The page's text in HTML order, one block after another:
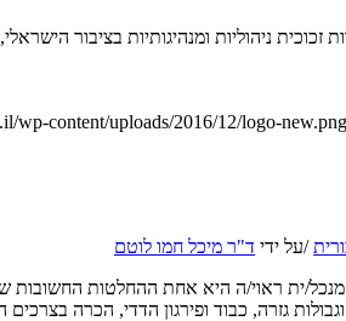
ניהוליות ומנהיגותיות בציבור
wp-content/uploads/2016/12/logo-new.png
/על ידי ד"ר מיכל חמו לוטם
מנכל/ית ראוי/ה היא אחת ההחלטות
גזרה, כבוד ופירגון הדדי, הכרה בצרכים